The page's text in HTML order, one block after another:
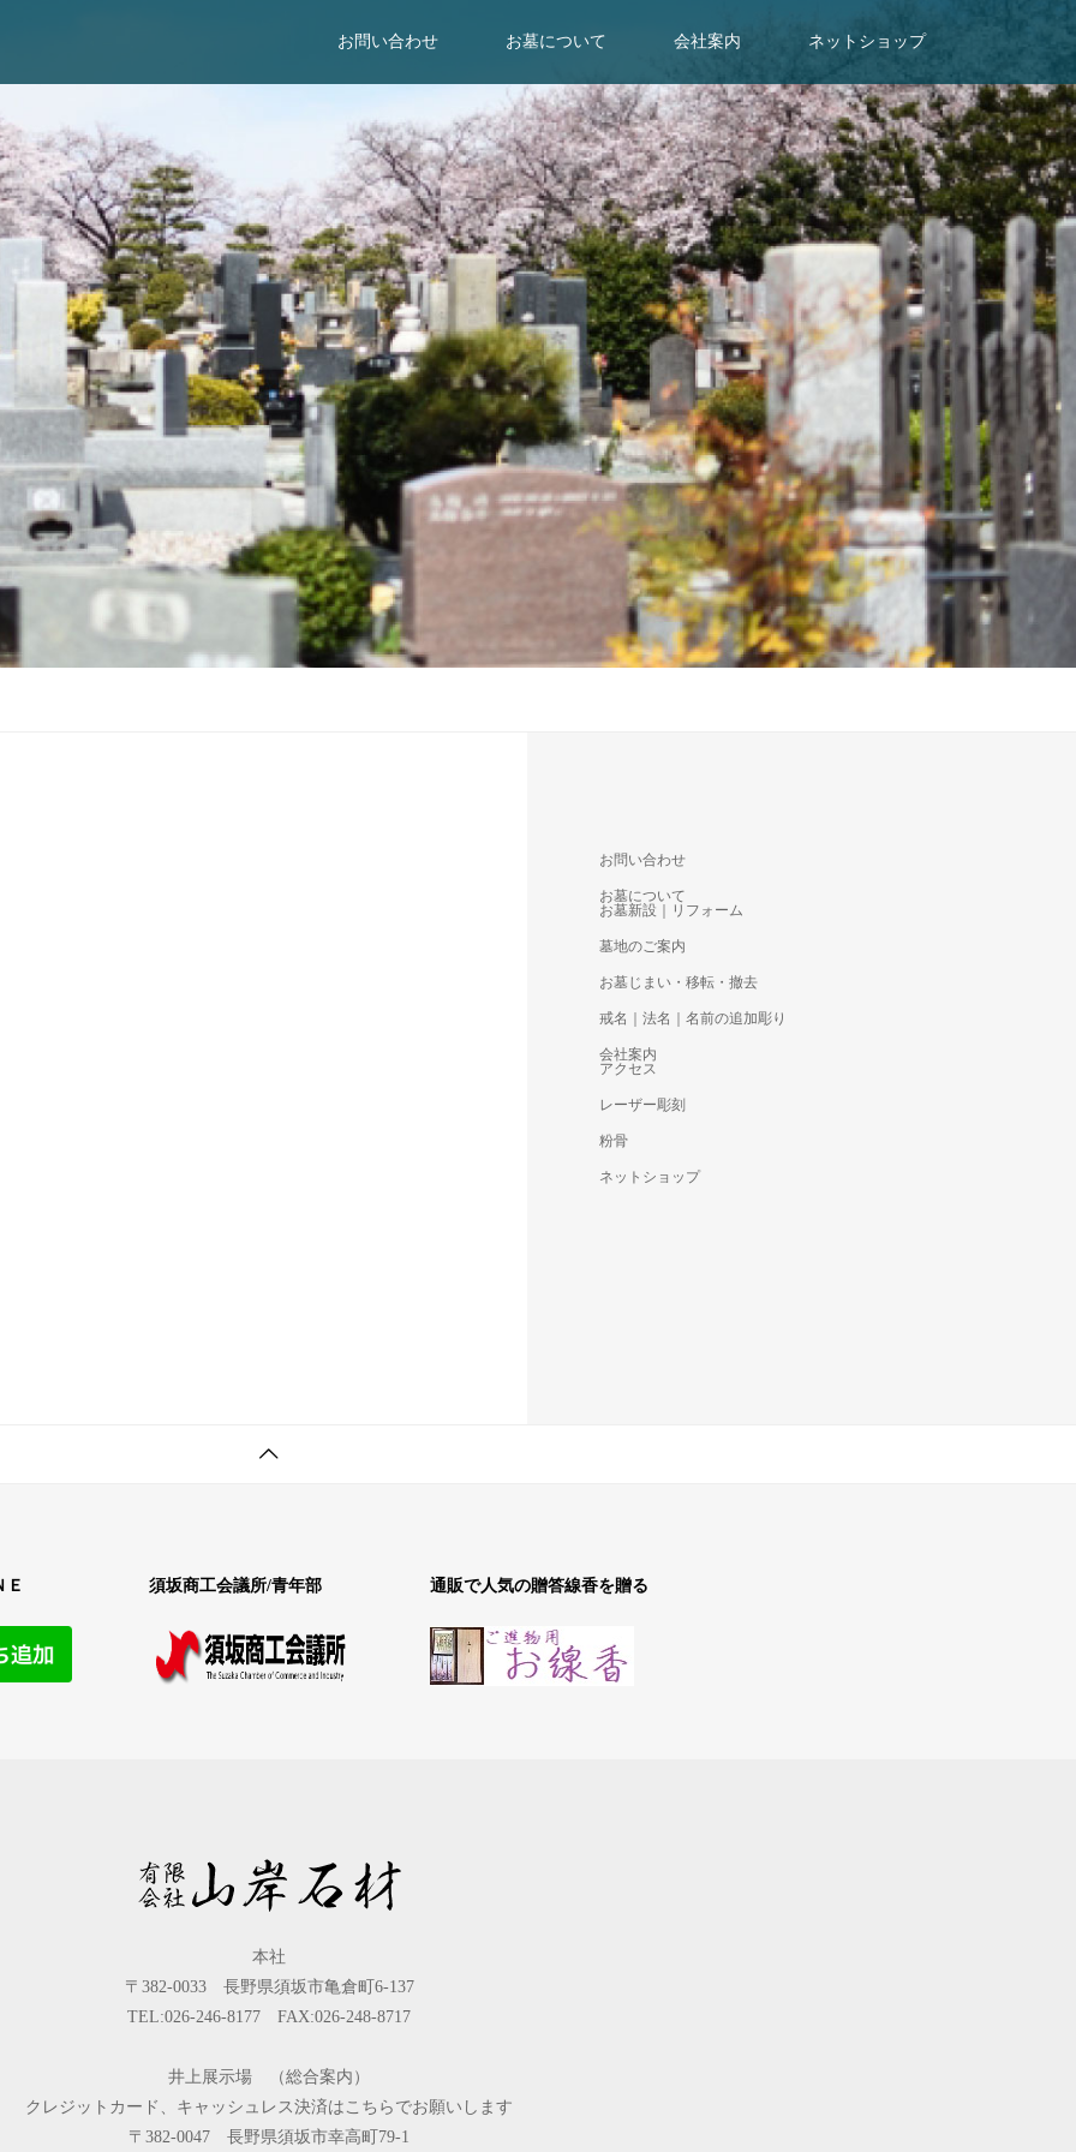
お問い合わせ お墓について 会社案内 ネットショップ
お問い合わせ
お墓について
お墓新設｜リフォーム
墓地のご案内
お墓じまい・移転・撤去
戒名｜法名｜名前の追加彫り
会社案内
アクセス
レーザー彫刻
粉骨
ネットショップ
Ｅ 須坂商工会議所/青年部 通販で人気の贈答線香を贈る
本社
〒382-0033 長野県須坂市亀倉町6-137
TEL:026-246-8177 FAX:026-248-8717
井上展示場 （総合案内）
クレジットカード、キャッシュレス決済はこちらでお願いします
〒382-0047 長野県須坂市幸高町79-1